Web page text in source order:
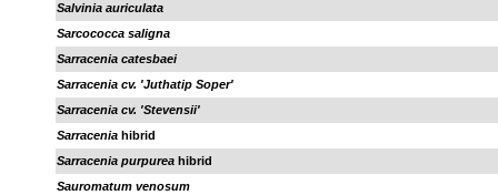
Salvinia auriculata
Sarcococca saligna
Sarracenia catesbaei
Sarracenia cv. 'Juthatip Soper'
Sarracenia cv. 'Stevensii'
Sarracenia hibrid
Sarracenia purpurea hibrid
Sauromatum venosum